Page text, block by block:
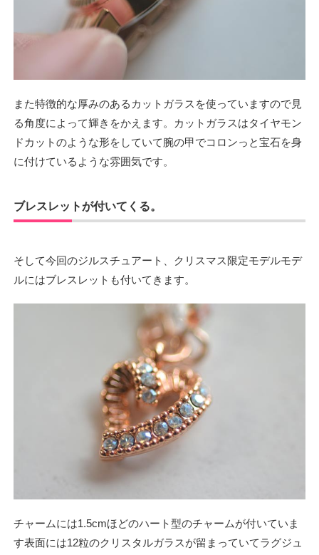
また特徴的な厚みのあるカットガラスを使っていますので見
る角度によって輝きをかえます。カットガラスはタイヤモン
ドカットのような形をしていて腕の甲でコロンっと宝石を身
に付けているような雰囲気です。
ブレスレットが付いてくる。
そして今回のジルスチュアート、クリスマス限定モデルモデ
ルにはブレスレットも付いてきます。
チャームには1.5cmほどのハート型のチャームが付いていま
す表面には12粒のクリスタルガラスが留まっていてラグジュ